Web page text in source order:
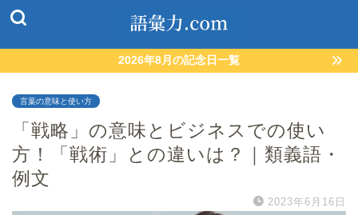
2026年8月の記念日一覧
言葉の意味と使い方
「戦略」の意味とビジネスでの使い
方！「戦術」との違いは？｜類義語・
例文
2023年6月16日